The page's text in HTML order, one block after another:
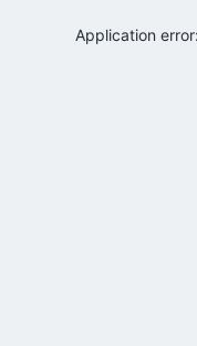
Application